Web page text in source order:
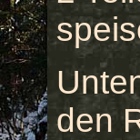
den